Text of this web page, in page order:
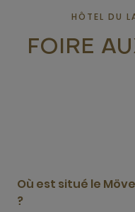
HÔTEL DU
FOIRE
Où est situé le
?